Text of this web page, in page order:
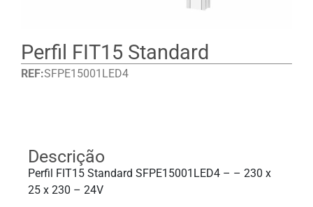
Perfil FIT15 Standard
REF:SFPE15001LED4
Descrição
Perfil FIT15 Standard SFPE15001LED4 – – 230 x
25 x 230 – 24V